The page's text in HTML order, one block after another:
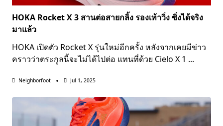
HOKA Rocket X 3 สานต่อสายกลิ้ง รองเท้าวิ่ง ซิ่งได้จริง
มาแล้ว
HOKA เปิดตัว Rocket X รุ่นใหม่อีกครั้ง หลังจากเคยมีข่าว
คราวว่าตระกูลนี้จะไม่ได้ไปต่อ แทนที่ด้วย Cielo X 1 ...
Neighborfoot Jul 1, 2025